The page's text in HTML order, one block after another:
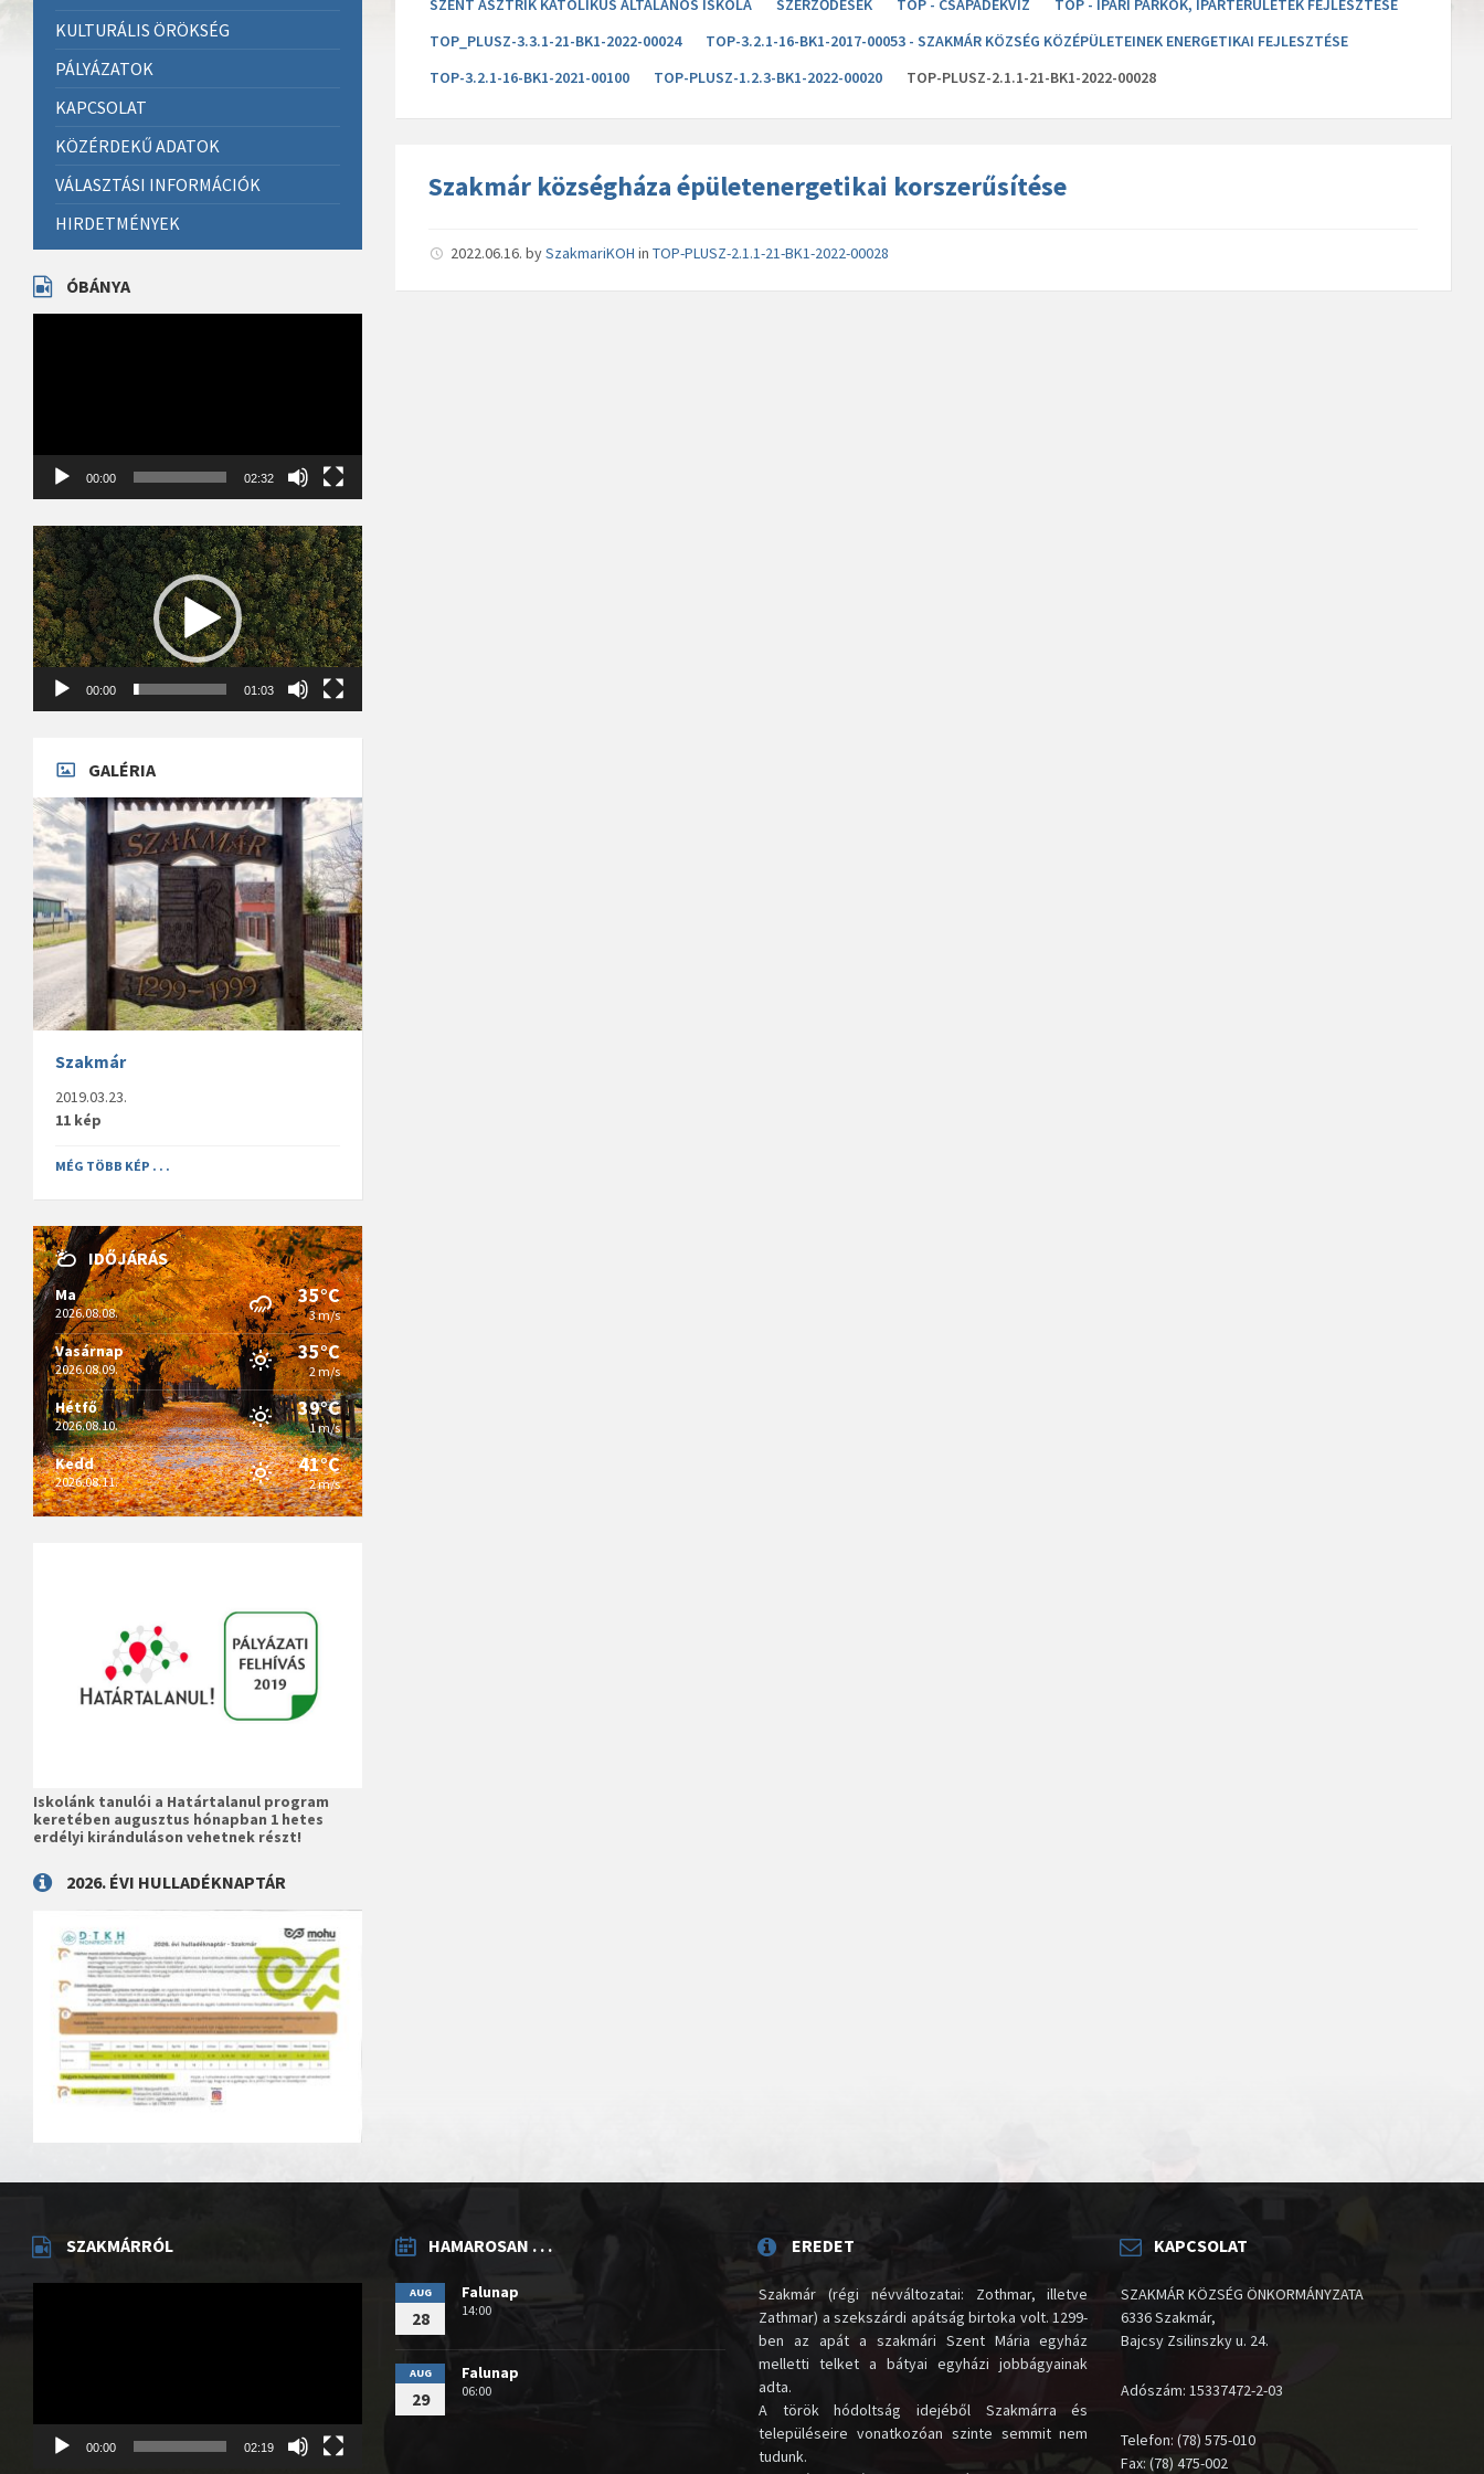
SZENT ASZTRIK KATOLIKUS ÁLTALÁNOS ISKOLA
SZERZŐDÉSEK TOP - CSAPADÉKVÍZ
TOP - IPARI PARKOK, IPARTERÜLETEK FEJLESZTÉSE
TOP_PLUSZ-3.3.1-21-BK1-2022-00024
TOP-3.2.1-16-BK1-2017-00053 - SZAKMÁR KÖZSÉG KÖZÉPÜLETEINEK ENERGETIKAI FEJLESZTÉSE
TOP-3.2.1-16-BK1-2021-00100
TOP-PLUSZ-1.2.3-BK1-2022-00020 TOP-PLUSZ-2.1.1-21-BK1-2022-00028
Szakmár községháza épületenergetikai korszerűsítése
2022.06.16.bySzakmariKOH inTOP-PLUSZ-2.1.1-21-BK1-2022-00028
KULTURÁLIS ÖRÖKSÉG
PÁLYÁZATOK
KAPCSOLAT
KÖZÉRDEKŰ ADATOK
VÁLASZTÁSI INFORMÁCIÓK
HIRDETMÉNYEK
ÓBÁNYA
00:00 02:32
Videólejátszó
00:00 01:03
GALÉRIA
Szakmár
2019.03.23.
11 kép
MÉG TÖBB KÉP . . .
IDŐJÁRÁS
Ma
2026.08.08.
35°C
3 m/s
Vasárnap
2026.08.09.
35°C
2 m/s
Hétfő
2026.08.10.
39°C
1 m/s
Kedd
2026.08.11.
41°C
2 m/s
Iskolánk tanulói a Határtalanul program
keretében augusztus hónapban 1 hetes
erdélyi kiránduláson vehetnek részt!
2026. ÉVI HULLADÉKNAPTÁR
SZAKMÁRRÓL
00:00 02:19
HAMAROSAN . . .
AUG
28
Falunap
14:00
AUG
29
Falunap
06:00
EREDET
Szakmár (régi névváltozatai: Zothmar, illetve
Zathmar) a szekszárdi apátság birtoka volt. 1299-
ben az apát a szakmári Szent Mária egyház
melletti telket a bátyai egyházi jobbágyainak
adta.
A török hódoltság idejéből Szakmárra és
településeire vonatkozóan szinte semmit nem
tudunk.
KAPCSOLAT
SZAKMÁR KÖZSÉG ÖNKORMÁNYZATA
6336 Szakmár,
Bajcsy Zsilinszky u. 24.
Adószám: 15337472-2-03
Telefon: (78) 575-010
Fax: (78) 475-002